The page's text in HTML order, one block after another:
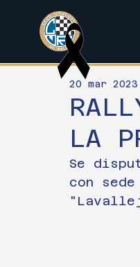
LA
20 mar 2023
Se
con